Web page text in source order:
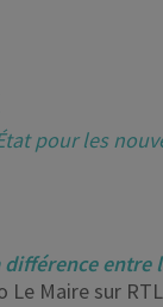
pour les
différence
Le Maire sur